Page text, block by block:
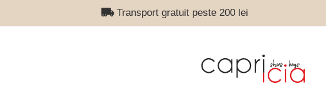
Transport gratuit peste 200 lei